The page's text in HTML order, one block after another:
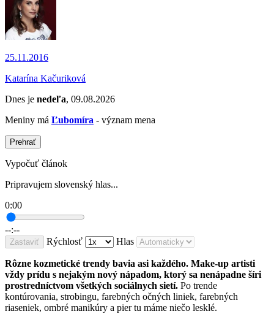
25.11.2016
Katarína Kačuriková
Dnes je nedeľa, 09.08.2026
Meniny má Ľubomíra - význam mena
Prehrať
Vypočuť článok
Pripravujem slovenský hlas...
0:00
--:--
Zastaviť Rýchlosť Hlas
Rôzne kozmetické trendy bavia asi každého. Make-up artisti
vždy prídu s nejakým nový nápadom, ktorý sa nenápadne šíri
prostredníctvom všetkých sociálnych sietí. Po trende
kontúrovania, strobingu, farebných očných liniek, farebných
riaseniek, ombré manikúry a pier tu máme niečo lesklé.